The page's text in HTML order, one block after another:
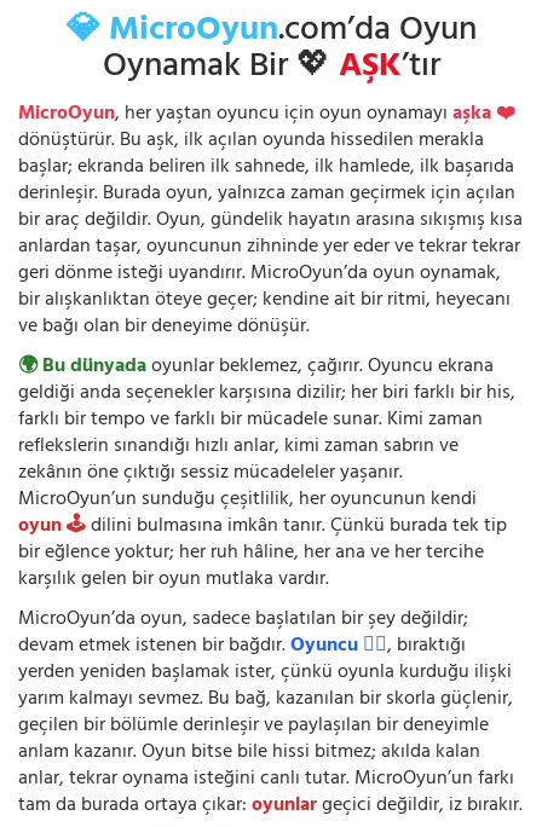
💎 MicroOyun.com’da Oyun
Oynamak Bir 💖AŞK’tır
MicroOyun, her yaştan oyuncu için oyun oynamayıaşka ❤️
dönüştürür. Bu aşk, ilk açılan oyunda hissedilen merakla
başlar; ekranda beliren ilk sahnede, ilk hamlede, ilk başarıda
derinleşir. Burada oyun, yalnızca zaman geçirmek için açılan
bir araç değildir. Oyun, gündelik hayatın arasına sıkışmış kısa
anlardan taşar, oyuncunun zihninde yer eder ve tekrar tekrar
geri dönme isteği uyandırır. MicroOyun’da oyun oynamak,
bir alışkanlıktan öteye geçer; kendine ait bir ritmi, heyecanı
ve bağı olan bir deneyime dönüşür.
🌍 Bu dünyadaoyunlar beklemez, çağırır. Oyuncu ekrana
geldiği anda seçenekler karşısına dizilir; her biri farklı bir his,
farklı bir tempo ve farklı bir mücadele sunar. Kimi zaman
reflekslerin sınandığı hızlı anlar, kimi zaman sabrın ve
zekânın öne çıktığı sessiz mücadeleler yaşanır.
MicroOyun’un sunduğu çeşitlilik, her oyuncunun kendi
oyun 🕹️dilini bulmasına imkân tanır. Çünkü burada tek tip
bir eğlence yoktur; her ruh hâline, her ana ve her tercihe
karşılık gelen bir oyun mutlaka vardır.
MicroOyun’da oyun, sadece başlatılan bir şey değildir;
devam etmek istenen bir bağdır.Oyuncu 🧍‍♂️, bıraktığı
yerden yeniden başlamak ister, çünkü oyunla kurduğu ilişki
yarım kalmayı sevmez. Bu bağ, kazanılan bir skorla güçlenir,
geçilen bir bölümle derinleşir ve paylaşılan bir deneyimle
anlam kazanır. Oyun bitse bile hissi bitmez; akılda kalan
anlar, tekrar oynama isteğini canlı tutar. MicroOyun’un farkı
tam da burada ortaya çıkar:oyunlargeçici değildir, iz bırakır.